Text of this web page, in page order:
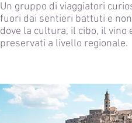
Un gruppo di viaggiatori
fuori dai sentieri battuti e
dove la cultura, il cibo, il vino
preservati a livello regionale.